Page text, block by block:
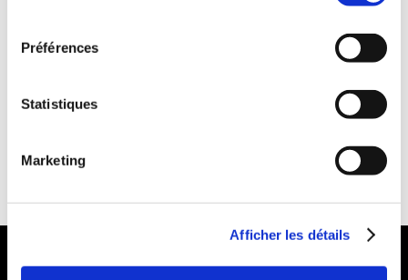
Préférences
Statistiques
Marketing
Afficher les détails
Caution :1500 €
MODES DE PAIEMENT